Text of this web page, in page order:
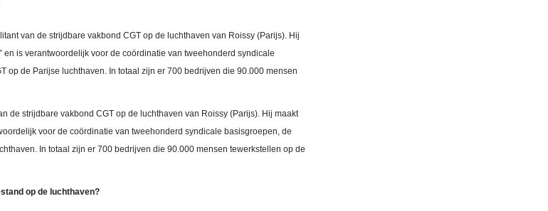
van de strijdbare vakbond CGT op de luchthaven van Roissy (Parijs). Hij
en is verantwoordelijk voor de coördinatie van tweehonderd syndicale
op de Parijse luchthaven. In totaal zijn er 700 bedrijven die 90.000 mensen
de strijdbare vakbond CGT op de luchthaven van Roissy (Parijs). Hij maakt
voor de coördinatie van tweehonderd syndicale basisgroepen, de
In totaal zijn er 700 bedrijven die 90.000 mensen tewerkstellen op de
op de luchthaven?